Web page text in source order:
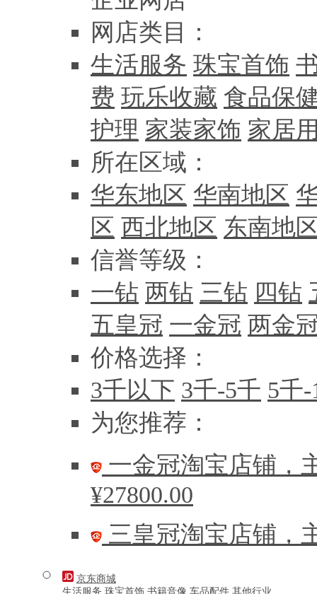
网店类目：
生活服务 珠宝首饰
费 玩乐收藏 食品保
护理 家装家饰 家居
所在区域：
华东地区 华南地区
区 西北地区 东南地
信誉等级：
一钻 两钻 三钻 四钻
五皇冠 一金冠 两金
价格选择：
3千以下 3千-5千 5千
为您推荐：
一金冠淘宝店铺，
¥27800.00
三皇冠淘宝店铺，
京东商城
生活服务 珠宝首饰 书籍音像 车品配件 其他行业